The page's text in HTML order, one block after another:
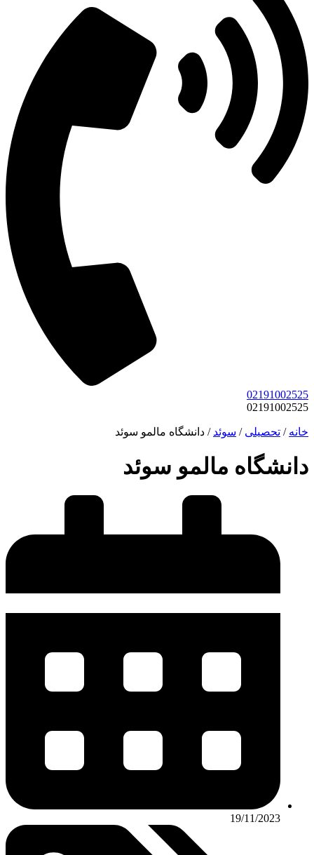
02191002525
02191002525
خانه / تحصیلی / سوئد / دانشگاه مالمو سوئد
دانشگاه مالمو سوئد
19/11/2023